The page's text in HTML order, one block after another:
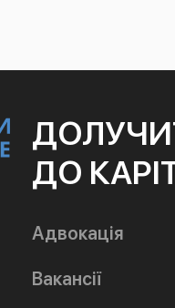
ДО
Адвокація
Вакансії